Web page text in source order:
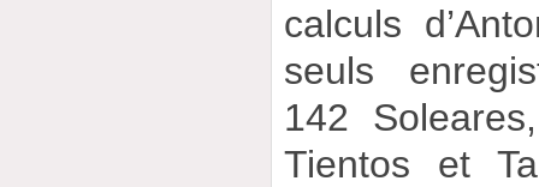
calculs
seuls
142
Tientos et